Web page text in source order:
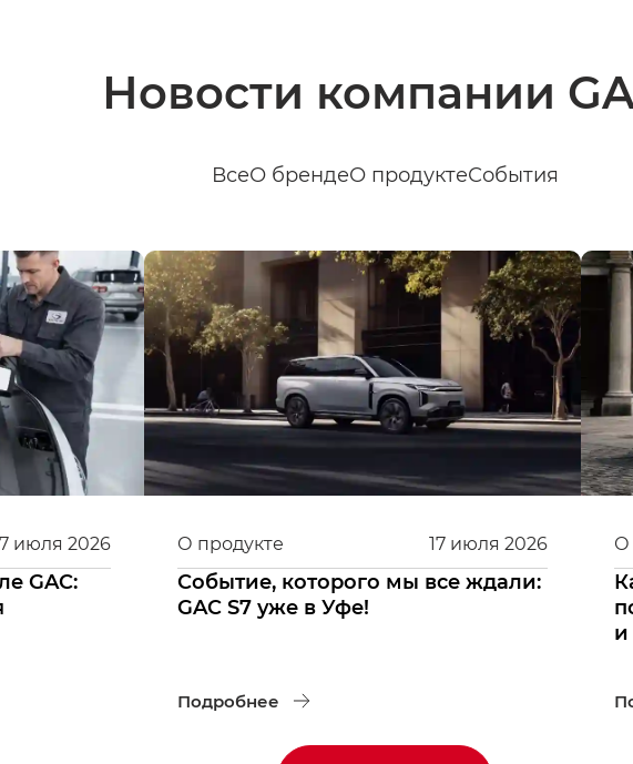
Новости компании
ВсеО брендеО продуктеСобытия
июля 2026
GAC:
17 июля 2026
О продукте
Событие, которого мы все ждали:
GAC S7 уже в Уфе!
Подробнее
О
и